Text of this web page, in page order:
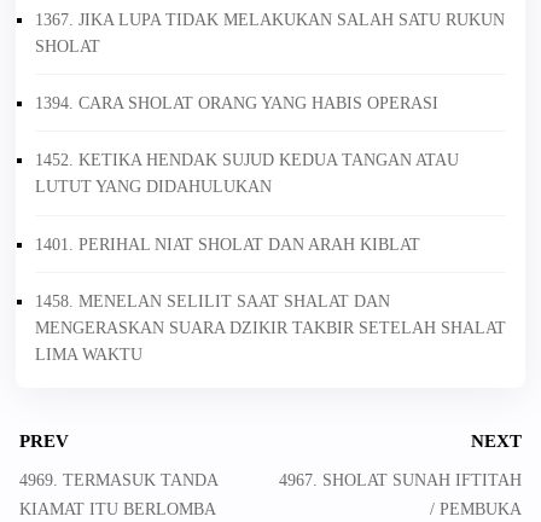
1367. JIKA LUPA TIDAK MELAKUKAN SALAH SATU RUKUN
SHOLAT
1394. CARA SHOLAT ORANG YANG HABIS OPERASI
1452. KETIKA HENDAK SUJUD KEDUA TANGAN ATAU
LUTUT YANG DIDAHULUKAN
1401. PERIHAL NIAT SHOLAT DAN ARAH KIBLAT
1458. MENELAN SELILIT SAAT SHALAT DAN
MENGERASKAN SUARA DZIKIR TAKBIR SETELAH SHALAT
LIMA WAKTU
PREV
4969. TERMASUK TANDA
KIAMAT ITU BERLOMBA
NEXT
4967. SHOLAT SUNAH IFTITAH
/ PEMBUKA